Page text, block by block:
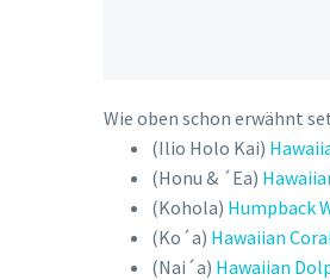
Wie oben schon erwähnt
(Ilio Holo Kai)
(Honu & ´Ea)
(Kohola) Humpback
(Ko´a) Hawaiian
(Nai´a) Hawaiian